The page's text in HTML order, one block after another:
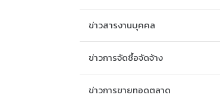
ข่าวสารงานบุคคล
ข่าวการจัดซื้อจัดจ้าง
ข่าวการขายทอดตลาด